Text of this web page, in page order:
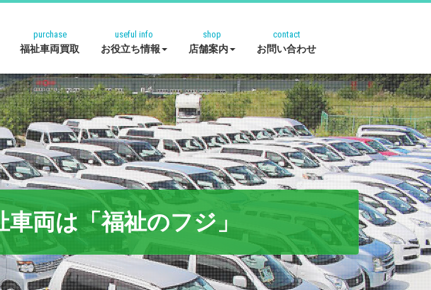
purchase
福祉車両買取
useful info
お役立ち情報
shop
店舗案内
contact
お問い合わせ
車両は「福祉のフジ」